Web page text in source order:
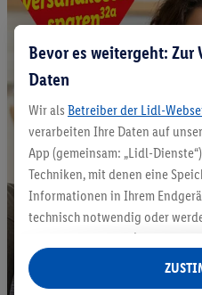
Bevor es weitergeht:
Daten
Wir als Betreiber der Lidl-
verarbeiten Ihre Daten auf
App (gemeinsam: „Lidl-
Techniken, mit denen eine
Informationen in Ihrem
technisch notwendig oder
auch durch Partner (u.a.
Verantwortliche; im
insgesamt